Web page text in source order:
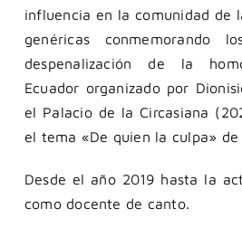
influencia en la comunidad de
genéricas
despenalización de la
Ecuador organizado por
el Palacio de la Circasiana
el tema «De quien la culpa» de
Desde el año 2019 hasta la
como docente de canto.